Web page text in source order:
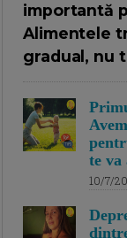
importantă
Alimentele
gradual, nu
te va
10/7/